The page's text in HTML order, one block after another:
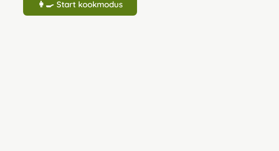
👩‍🍳 Start kookmodus